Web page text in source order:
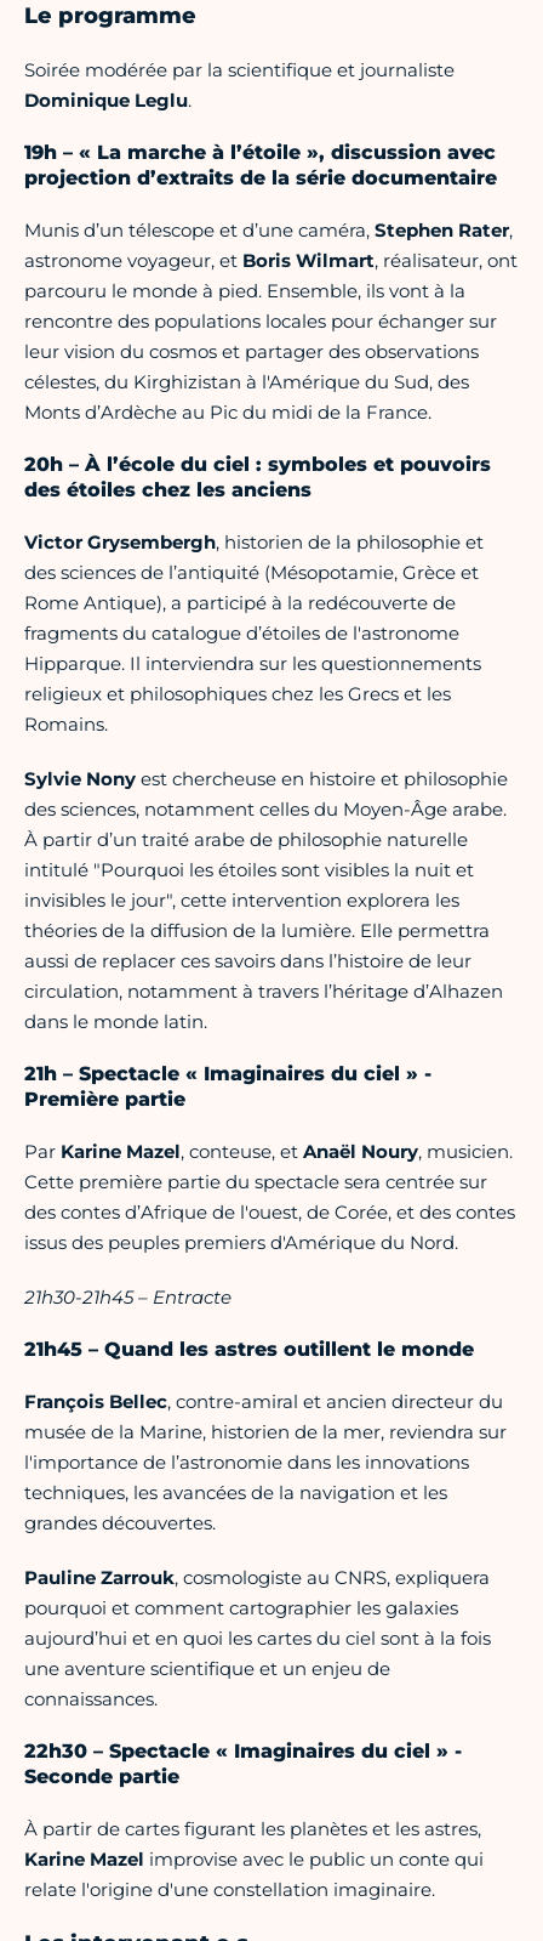
Le programme
Soirée modérée par la scientifique et journaliste
Dominique Leglu.
19h – « La marche à l’étoile », discussion avec
projection d’extraits de la série documentaire
Munis d’un télescope et d’une caméra, Stephen Rater,
astronome voyageur, et Boris Wilmart, réalisateur, ont
parcouru le monde à pied. Ensemble, ils vont à la
rencontre des populations locales pour échanger sur
leur vision du cosmos et partager des observations
célestes, du Kirghizistan à l'Amérique du Sud, des
Monts d’Ardèche au Pic du midi de la France.
20h – À l’école du ciel : symboles et pouvoirs
des étoiles chez les anciens
Victor Grysembergh, historien de la philosophie et
des sciences de l’antiquité (Mésopotamie, Grèce et
Rome Antique), a participé à la redécouverte de
fragments du catalogue d’étoiles de l'astronome
Hipparque. Il interviendra sur les questionnements
religieux et philosophiques chez les Grecs et les
Romains.
Sylvie Nony est chercheuse en histoire et philosophie
des sciences, notamment celles du Moyen-Âge arabe.
À partir d’un traité arabe de philosophie naturelle
intitulé "Pourquoi les étoiles sont visibles la nuit et
invisibles le jour", cette intervention explorera les
théories de la diffusion de la lumière. Elle permettra
aussi de replacer ces savoirs dans l’histoire de leur
circulation, notamment à travers l’héritage d’Alhazen
dans le monde latin.
21h – Spectacle « Imaginaires du ciel » -
Première partie
Par Karine Mazel, conteuse, et Anaël Noury, musicien.
Cette première partie du spectacle sera centrée sur
des contes d’Afrique de l'ouest, de Corée, et des contes
issus des peuples premiers d'Amérique du Nord.
21h30-21h45 – Entracte
21h45 – Quand les astres outillent le monde
François Bellec, contre-amiral et ancien directeur du
musée de la Marine, historien de la mer, reviendra sur
l'importance de l’astronomie dans les innovations
techniques, les avancées de la navigation et les
grandes découvertes.
Pauline Zarrouk, cosmologiste au CNRS, expliquera
pourquoi et comment cartographier les galaxies
aujourd’hui et en quoi les cartes du ciel sont à la fois
une aventure scientifique et un enjeu de
connaissances.
22h30 – Spectacle « Imaginaires du ciel » -
Seconde partie
À partir de cartes figurant les planètes et les astres,
Karine Mazel improvise avec le public un conte qui
relate l'origine d'une constellation imaginaire.